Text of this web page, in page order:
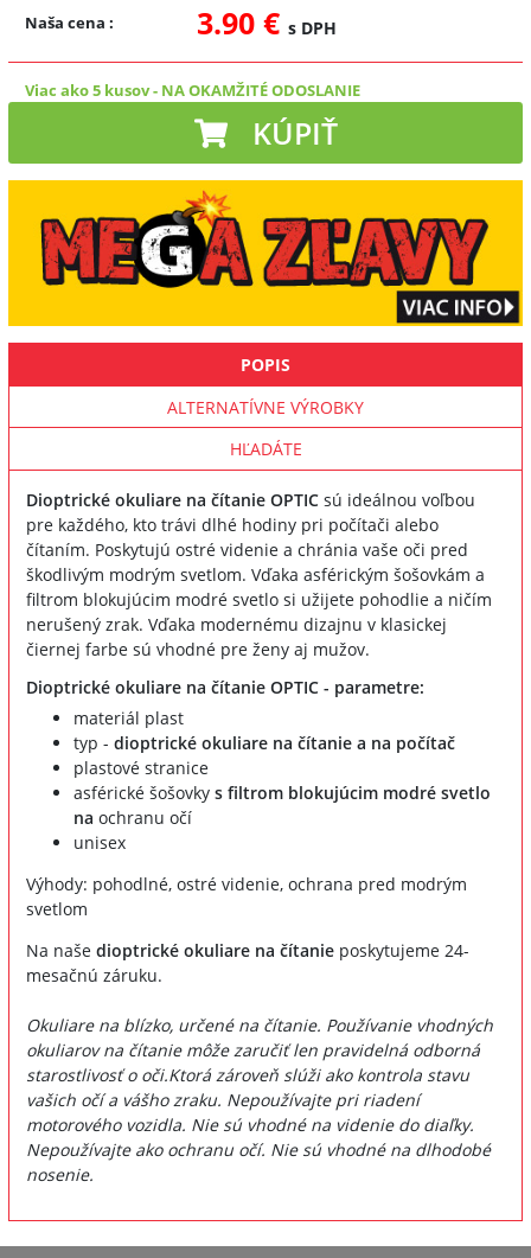
Naša cena : 3.90 € s DPH
Viac ako 5 kusov- NA OKAMŽITÉ ODOSLANIE
KÚPIŤ
POPIS
ALTERNATÍVNE VÝROBKY
HĽADÁTE
Dioptrické okuliare na čítanie OPTIC sú ideálnou voľbou
pre každého, kto trávi dlhé hodiny pri počítači alebo
čítaním. Poskytujú ostré videnie a chránia vaše oči pred
škodlivým modrým svetlom. Vďaka asférickým šošovkám a
filtrom blokujúcim modré svetlo si užijete pohodlie a ničím
nerušený zrak. Vďaka modernému dizajnu v klasickej
čiernej farbe sú vhodné pre ženy aj mužov.
Dioptrické okuliare na čítanie OPTIC - parametre:
materiál plast
typ - dioptrické okuliare na čítanie a na počítač
plastové stranice
asférické šošovky s filtrom blokujúcim modré svetlo
na ochranu očí
unisex
Výhody: pohodlné, ostré videnie, ochrana pred modrým
svetlom
Na naše dioptrické okuliare na čítanie poskytujeme 24-
mesačnú záruku.
Okuliare na blízko, určené na čítanie. Používanie vhodných
okuliarov na čítanie môže zaručiť len pravidelná odborná
starostlivosť o oči.Ktorá zároveň slúži ako kontrola stavu
vašich očí a vášho zraku. Nepoužívajte pri riadení
motorového vozidla. Nie sú vhodné na videnie do diaľky.
Nepoužívajte ako ochranu očí. Nie sú vhodné na dlhodobé
nosenie.